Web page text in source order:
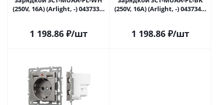
(250V, 16A) (Arlight, -) 043733 в
1 198.86₽/шт
(250V, 16A) (Arlight, -) 043734 в
1 198.86₽/шт